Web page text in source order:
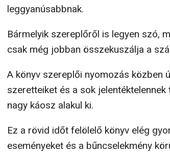
leggyanúsabbnak.
Bármelyik szereplőről is legyen szó,
csak még jobban összekuszálja a
A könyv szereplői nyomozás közben
szeretteiket és a sok
nagy káosz alakul ki.
Ez a rövid időt felölelő könyv elég
eseményeket és a bűncselekmény